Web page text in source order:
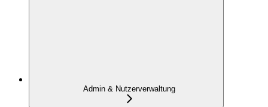
Admin & Nutzerverwaltung